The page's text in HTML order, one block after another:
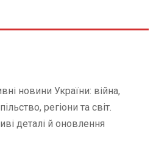
новини України: війна,
регіони та світ.
деталі й оновлення